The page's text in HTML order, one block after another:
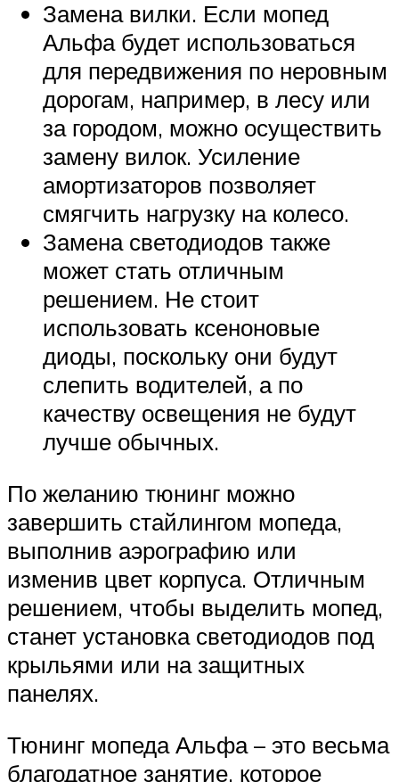
Замена вилки. Если мопед
Альфа будет использоваться
для передвижения по неровным
дорогам, например, в лесу или
за городом, можно осуществить
замену вилок. Усиление
амортизаторов позволяет
смягчить нагрузку на колесо.
Замена светодиодов также
может стать отличным
решением. Не стоит
использовать ксеноновые
диоды, поскольку они будут
слепить водителей, а по
качеству освещения не будут
лучше обычных.
По желанию тюнинг можно
завершить стайлингом мопеда,
выполнив аэрографию или
изменив цвет корпуса. Отличным
решением, чтобы выделить мопед,
станет установка светодиодов под
крыльями или на защитных
панелях.
Тюнинг мопеда Альфа – это весьма
благодатное занятие, которое